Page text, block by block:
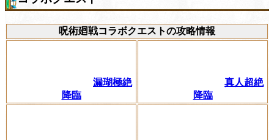
呪術廻戦コラボクエストの攻略情報
漏瑚極絶
降臨
真人超絶
降臨